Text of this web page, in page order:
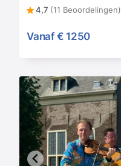
4,7 (11 Beoordelingen)
Vanaf € 1250